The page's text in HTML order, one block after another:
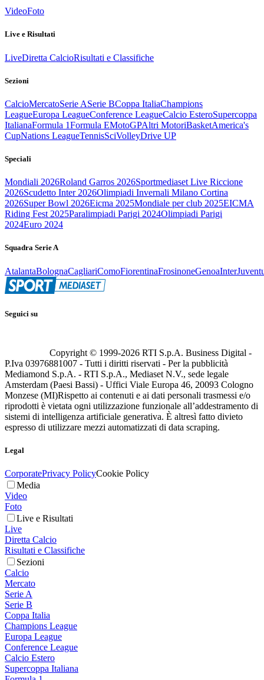
VideoFoto
Live e Risultati
LiveDiretta CalcioRisultati e Classifiche
Sezioni
CalcioMercatoSerie ASerie BCoppa ItaliaChampions
LeagueEuropa LeagueConference LeagueCalcio EsteroSupercoppa
ItalianaFormula 1Formula EMotoGPAltri MotoriBasketAmerica's
CupNations LeagueTennisSciVolleyDrive UP
Speciali
Mondiali 2026Roland Garros 2026Sportmediaset Live Riccione
2026Scudetto Inter 2026Olimpiadi Invernali Milano Cortina
2026Super Bowl 2026Eicma 2025Mondiale per club 2025EICMA
Riding Fest 2025Paralimpiadi Parigi 2024Olimpiadi Parigi
2024Euro 2024
Squadra Serie A
AtalantaBolognaCagliariComoFiorentinaFrosinoneGenoaInter
Seguici su
Copyright © 1999-2026 RTI S.p.A. Business Digital -
P.Iva 03976881007 - Tutti i diritti riservati - Per la pubblicità
Mediamond S.p.A. - RTI S.p.A., Mediaset N.V., sede legale
Amsterdam (Paesi Bassi) - Uffici Viale Europa 46, 20093 Cologno
Monzese (MI)Rispetto ai contenuti e ai dati personali trasmessi e/o
riprodotti è vietata ogni utilizzazione funzionale all’addestramento di
sistemi di intelligenza artificiale generativa. È altresì fatto divieto
espresso di utilizzare mezzi automatizzati di data scraping.
Legal
CorporatePrivacy PolicyCookie Policy
Media
Video
Foto
Live e Risultati
Live
Diretta Calcio
Risultati e Classifiche
Sezioni
Calcio
Mercato
Serie A
Serie B
Coppa Italia
Champions League
Europa League
Conference League
Calcio Estero
Supercoppa Italiana